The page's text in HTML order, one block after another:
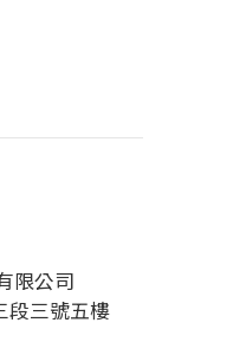
限公司
段三號五樓